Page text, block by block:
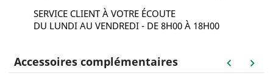
SERVICE CLIENT À VOTRE ÉCOUTE
DU LUNDI AU VENDREDI - DE 8H00 À 18H00
Accessoires complémentaires keyboard_arrow_left keyboard_arrow_right